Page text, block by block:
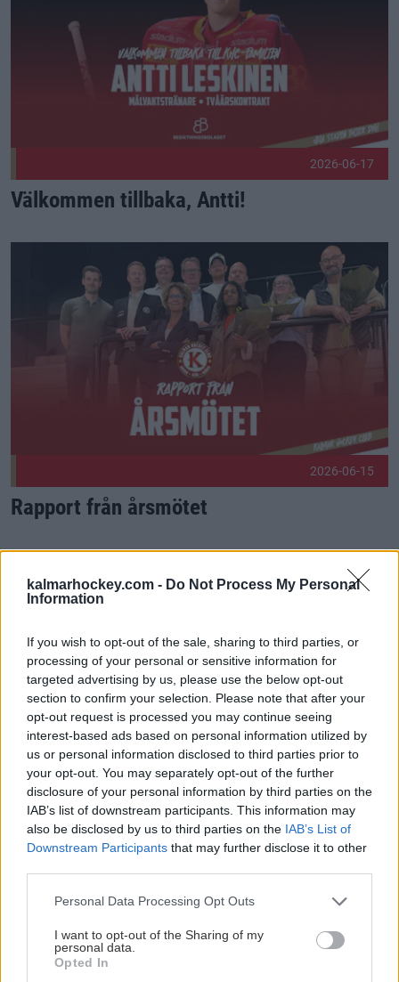
kalmarhockey.com - Do Not Process My Personal
Information
If you wish to opt-out of the sale, sharing to third parties, or
processing of your personal or sensitive information for
targeted advertising by us, please use the below opt-out
section to confirm your selection. Please note that after your
opt-out request is processed you may continue seeing
interest-based ads based on personal information utilized by
us or personal information disclosed to third parties prior to
your opt-out. You may separately opt-out of the further
disclosure of your personal information by third parties on the
IAB’s list of downstream participants. This information may
also be disclosed by us to third parties on the IAB’s List of
Downstream Participants that may further disclose it to other
Please note that this website/app uses one or more Google
not limited to your visit or usage behaviour. You may click to
grant or deny consent to Google and its third-party tags to
use your data for below specified purposes in below Google
Personal Data Processing Opt Outs
I want to opt-out of the Sharing of my
personal data.
Opted In
2026-06-17
Välkommen tillbaka, Antti!
Rapport från årsmötet Publicerad 2026-06-15
2026-06-15
Rapport från årsmötet
2026-06-12
Välkommen, Karlin!